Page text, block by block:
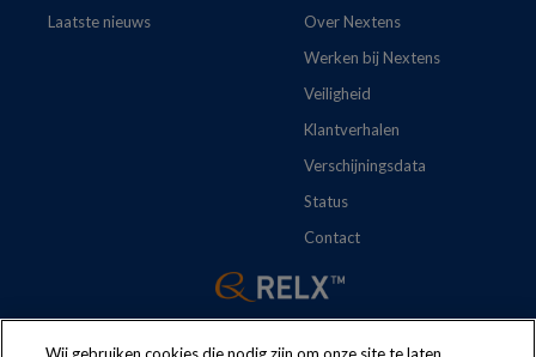
Laatste nieuws
Over Nextens
Werken bij Nextens
Veiligheid
Klantverhalen
Verschijningsdata
Status
Contact